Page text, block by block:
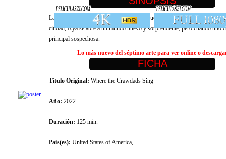
La historia de Kya, una niña abandonada que se crió hasta la edad
ciudad, Kya se abre a un mundo nuevo y sorprendente; pero cuando uno
principal sospechosa.
Lo más nuevo del séptimo arte para ver online o
Título Original: Where the Crawdads Sing
Año: 2022
Duración: 125 min.
Pais(es): United States of America,